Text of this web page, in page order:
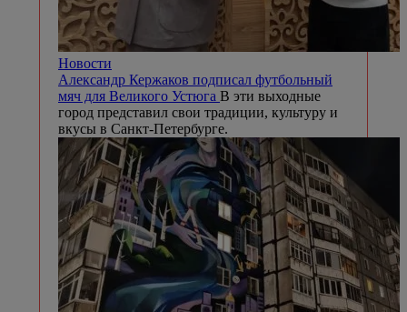
Новости
Александр Кержаков подписал футбольный
мяч для Великого Устюга В эти выходные
город представил свои традиции, культуру и
вкусы в Санкт-Петербурге.